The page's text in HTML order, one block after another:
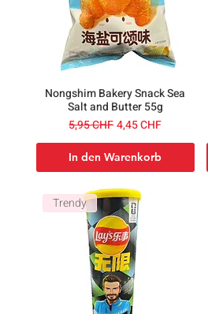
Nongshim Bakery Snack Sea
Salt and Butter 55g
Standardpreis
5,95 CHFSale-Preis
4,45 CHF
In den Warenkorb
Trendy